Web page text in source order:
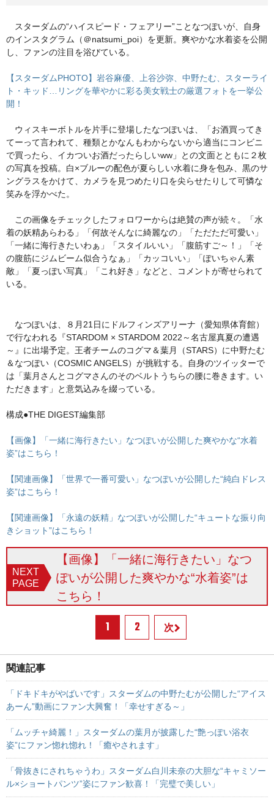
スターダムの“ハイスピード・フェアリー”ことなつぽいが、自身
のインスタグラム（＠natsumi_poi）を更新。爽やかな水着姿を公開
し、ファンの注目を浴びている。
【スターダムPHOTO】岩谷麻優、上谷沙弥、中野たむ、スターライ
ト・キッド…リングを華やかに彩る美女戦士の厳選フォトを一挙公
開！
ウィスキーボトルを片手に登場したなつぽいは、「お酒買ってき
てーって言われて、種類とかなんもわからないから適当にコンビニ
で買ったら、イカついお酒だったらしいww」との文面とともに２枚
の写真を投稿。白×ブルーの配色が夏らしい水着に身を包み、黒のサ
ングラスをかけて、カメラを見つめたり口を尖らせたりして可憐な
笑みを浮かべた。
この画像をチェックしたフォロワーからは絶賛の声が続々。「水
着の妖精あらわる」「何故そんなに綺麗なの」「ただただ可愛い」
「一緒に海行きたいわぁ」「スタイルいい」「腹筋すご～！」「そ
の腹筋にジムビーム似合うなぁ」「カッコいい」「ぽいちゃん素
敵」「夏っぽい写真」「これ好き」などと、コメントが寄せられて
いる。
なつぽいは、８月21日にドルフィンズアリーナ（愛知県体育館）
で行なわれる『STARDOM × STARDOM 2022～名古屋真夏の遭遇
～』に出場予定。王者チームのコグマ＆葉月（STARS）に中野たむ
＆なつぽい（COSMIC ANGELS）が挑戦する。自身のツイッターで
は「葉月さんとコグマさんのそのベルトうちらの腰に巻きます。い
ただきます」と意気込みを綴っている。
構成●THE DIGEST編集部
【画像】「一緒に海行きたい」なつぽいが公開した爽やかな“水着
姿”はこちら！
【関連画像】「世界で一番可愛い」なつぽいが公開した“純白ドレス
姿”はこちら！
【関連画像】「永遠の妖精」なつぽいが公開した“キュートな振り向
きショット”はこちら！
NEXT
PAGE
【画像】「一緒に海行きたい」なつ
ぽいが公開した爽やかな“水着姿”は
こちら！
1 2 次
関連記事
「ドキドキがやばいです」スターダムの中野たむが公開した“アイス
あーん”動画にファン大興奮！「幸せすぎる～」
「ムッチャ綺麗！」スターダムの葉月が披露した“艶っぽい浴衣
姿”にファン惚れ惚れ！「癒やされます」
「骨抜きにされちゃうわ」スターダム白川未奈の大胆な“キャミソー
ル×ショートパンツ”姿にファン歓喜！「完璧で美しい」